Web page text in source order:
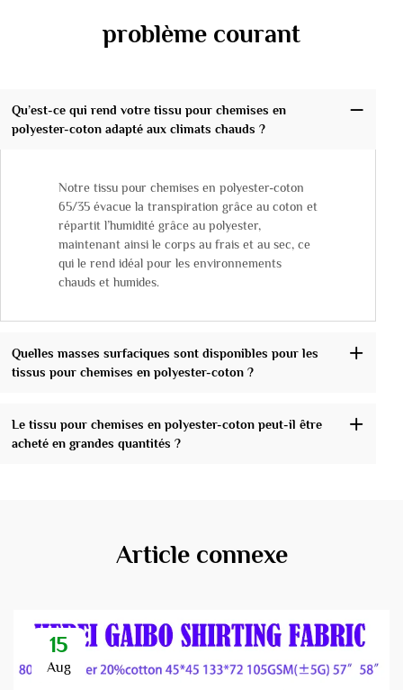
problème courant
Qu’est-ce qui rend votre tissu pour chemises en
polyester-coton adapté aux climats chauds ?
Notre tissu pour chemises en polyester-coton
65/35 évacue la transpiration grâce au coton et
répartit l’humidité grâce au polyester,
maintenant ainsi le corps au frais et au sec, ce
qui le rend idéal pour les environnements
chauds et humides.
Quelles masses surfaciques sont disponibles pour les
tissus pour chemises en polyester-coton ?
Le tissu pour chemises en polyester-coton peut-il être
acheté en grandes quantités ?
Article connexe
15
Aug